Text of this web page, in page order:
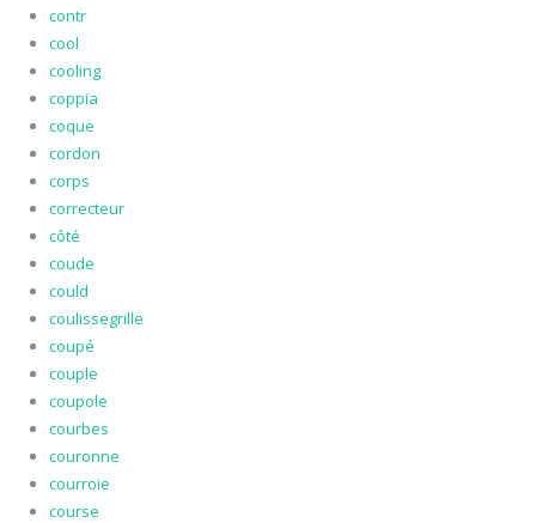
contr
cool
cooling
coppia
coque
cordon
corps
correcteur
côté
coude
could
coulissegrille
coupé
couple
coupole
courbes
couronne
courroie
course